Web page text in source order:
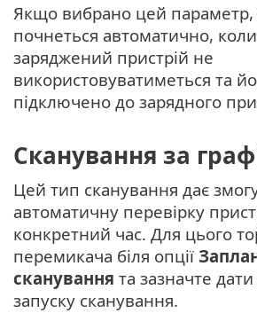
Якщо вибрано цей параметр,
почнеться автоматично,
заряджений пристрій не
використовуватиметься та
підключено до зарядного
Сканування за
Цей тип сканування дає
автоматичну перевірку
конкретний час. Для цього
перемикача біля опції
сканування та зазначте
запуску сканування.